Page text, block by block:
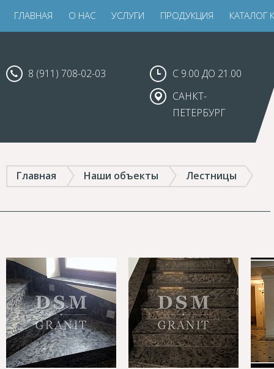
ГЛАВНАЯ О НАС УСЛУГИ ПРОДУКЦИЯ КАТАЛОГ
8 (911) 708-02-03
С 9.00 ДО 21.00
САНКТ-
ПЕТЕРБУРГ
Главная Наши объекты Лестницы